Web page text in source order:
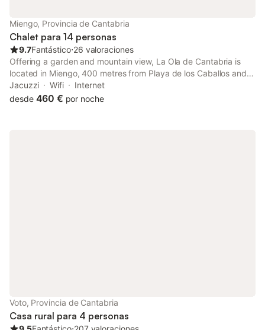
Miengo, Provincia de Cantabria
Chalet para 14 personas
9.7Fantástico⋅26 valoraciones
Offering a garden and mountain view, La Ola de Cantabria is
located in Miengo, 400 metres from Playa de los Caballos and
25 km from Santander Port. This beachfront property offers
access to a balcony, free private parking and free WiFi.
Jacuzzi Wifi
Internet
desde 460 € por noche
Voto, Provincia de Cantabria
Casa rural para 4 personas